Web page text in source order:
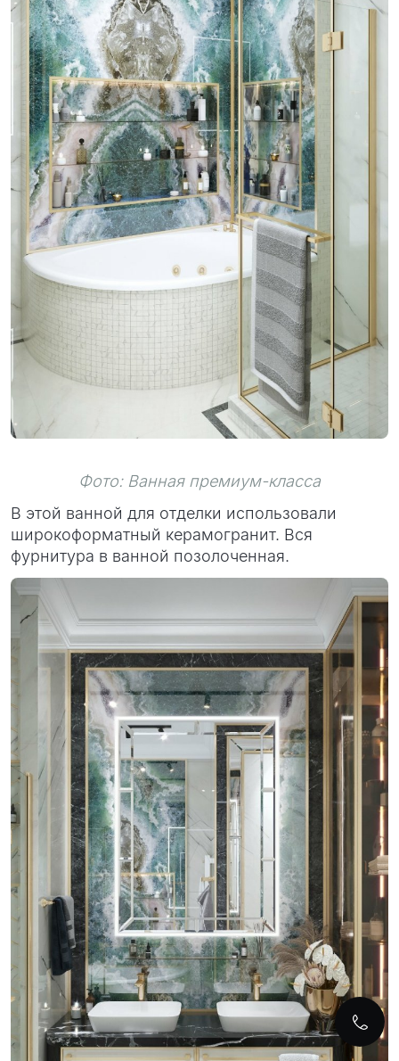
Фото: Ванная премиум-класса
В этой ванной для отделки использовали
широкоформатный керамогранит. Вся
фурнитура в ванной позолоченная.